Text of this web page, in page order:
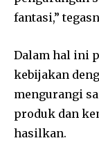
fantasi,”
Dalam hal ini
kebijakan
mengurangi
produk dan
hasilkan.